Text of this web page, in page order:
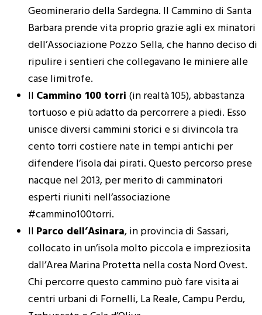
Geominerario della Sardegna. Il Cammino di Santa
Barbara prende vita proprio grazie agli ex minatori
dell’Associazione Pozzo Sella, che hanno deciso di
ripulire i sentieri che collegavano le miniere alle
case limitrofe.
Il Cammino 100 torri (in realtà 105), abbastanza
tortuoso e più adatto da percorrere a piedi. Esso
unisce diversi cammini storici e si divincola tra
cento torri costiere nate in tempi antichi per
difendere l’isola dai pirati. Questo percorso prese
nacque nel 2013, per merito di camminatori
esperti riuniti nell’associazione
#cammino100torri.
Il Parco dell’Asinara, in provincia di Sassari,
collocato in un’isola molto piccola e impreziosita
dall’Area Marina Protetta nella costa Nord Ovest.
Chi percorre questo cammino può fare visita ai
centri urbani di Fornelli, La Reale, Campu Perdu,